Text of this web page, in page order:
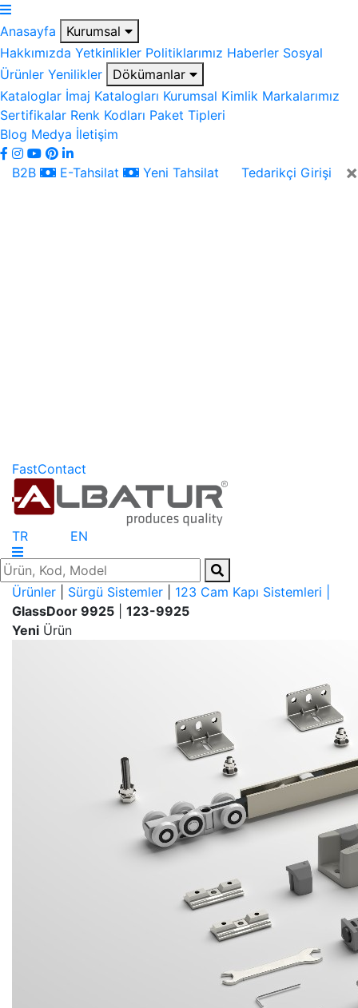
Anasayfa
Kurumsal
Hakkımızda Yetkinlikler Politiklarımız Haberler Sosyal
Ürünler Yenilikler
Dökümanlar
Kataloglar İmaj Katalogları Kurumsal Kimlik Markalarımız
Sertifikalar Renk Kodları Paket Tipleri
Blog Medya İletişim
×
B2B E-Tahsilat Yeni Tahsilat Tedarikçi Girişi
FastContact
TR EN
Ürünler Sürgü Sistemler
123 Cam Kapı Sistemleri |
GlassDoor 9925
123-9925
Yeni Ürün